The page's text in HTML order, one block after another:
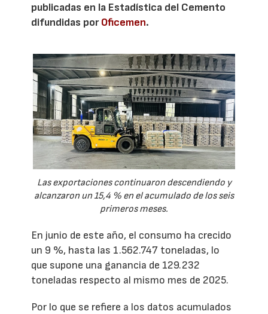
publicadas en la Estadística del Cemento
difundidas porOficemen.
Las exportaciones continuaron descendiendo y
alcanzaron un 15,4 % en el acumulado de los seis
primeros meses.
En junio de este año, el consumo ha crecido
un 9 %, hasta las 1.562.747 toneladas, lo
que supone una ganancia de 129.232
toneladas respecto al mismo mes de 2025.
Por lo que se refiere a los datos acumulados